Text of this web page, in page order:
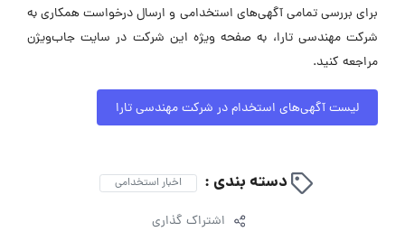
برای بررسی تمامی آگهی‌های استخدامی و ارسال درخواست همکاری به
شرکت مهندسی تارا، به صفحه ویژه این شرکت در سایت جاب‌ویژن
مراجعه کنید.
لیست آگهی‌های استخدام در شرکت مهندسی تارا
دسته بندی : اخبار استخدامی
اشتراک گذاری